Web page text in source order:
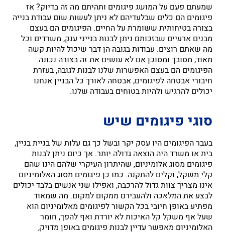
שמעתם פעם על המושג פיגומים ותהיתם מה זה בדיוק? אז
פיגומים הם כלים שבלעדיהם לא ניתן לעשות שום עבודת בנייה
בצורה בטיחותית ששומרת על החיים. הפיגומים הם בעצם
מבנים ארעיים שבזכותם ניתן לבנות בנייני ענק, משרדים וכל
מה שאתם רוצים. עבודות בגובה הן דבר שיכול להיות קשה
מאוד, מסובך ומסוכן אם לא עושים את זה בצורה נכונה.
הפיגומים הם בעצם האפשרות שלנו לבנות לגובה, בעזרת
חיבורי אבטחה לפיגומים, אבטחה לאורך כל הבניין אנחנו
יכולים להרגיש ולהיות בטוחים בעבודה שלנו.
סוגי פיגומים שיש
בעבר הפיגומים היו עסק יקר ובשל כך גם עלות של בניית בניין,
בית או משרד היה הוצאה גדולה יותר. אך כיום ניתן לבנות
פיגומים מסוג אלומיניום, שהיתרון העיקרי שלהם הינו שהם
קלי משקל, וקלים להתקנה. כמו כן פיגומים מסוג האלומיניום
אינו מצריך צוות גדול להרכבה, ואפילו שני אנשים בלבד יכולים
לבצע את המלאכה ולהעבירם ממקום למקום. מה שמאוד
מפתיע באופן חיובי בכל הקשור לפיגומים מאלומיניום הוא
שעל אף משקל קל האיכות לא יורדת ואף להפך, חומר
האלומיניום מאפשר עדיין לבנות פיגומים באופן מדויק,